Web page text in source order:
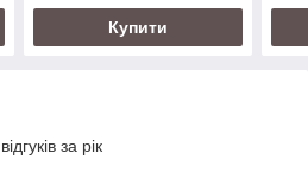
Купити
за рік